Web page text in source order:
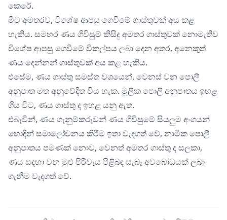
කෙරේ.
මීට අමතරව, විශේෂ ආපසු ගෙවීමේ ගාස්තුවක් අය කළ
හැකිය. සමහර ණය ගිවිසුම් කිසිදු අමතර ගාස්තුවක් නොමැතිව
විශේෂ ආපසු ගෙවීමේ විකල්පය ලබා දෙන අතර, අනෙකුත්
ණය දෙන්නන් ගාස්තුවක් අය කළ හැකිය.
එසේම, ණය ගාස්තු සමස්ත වශයෙන්, වෙනස් වන පොලී
අනුපාත මත අනුවේදිත විය හැක. මූලික පොලී අනුපාතය ඉහළ
ගිය විට, ණය ගාස්තු ද ඉහළ යනු ඇත.
එබැවින්, ණය ගැනුම්කරුවන් ණය ගිවිසුමේ සියලුම අංගයන්
හොඳින් සමාලෝචනය කිරීම ඉතා වැදගත් වේ, නාමික පොලී
අනුපාතය පමණක් නොව, වෙනත් අමතර ගාස්තු ද සලකා,
ණය සඳහා වන මුළු පිරිවැය පිළිබඳ සැබෑ අවබෝධයක් ලබා
ගැනීම වැදගත් වේ.